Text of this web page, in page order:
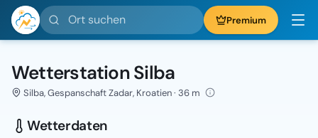
Ort suchen Premium
Wetterstation Silba
Silba, Gespanschaft Zadar, Kroatien · 36 m
Wetterdaten